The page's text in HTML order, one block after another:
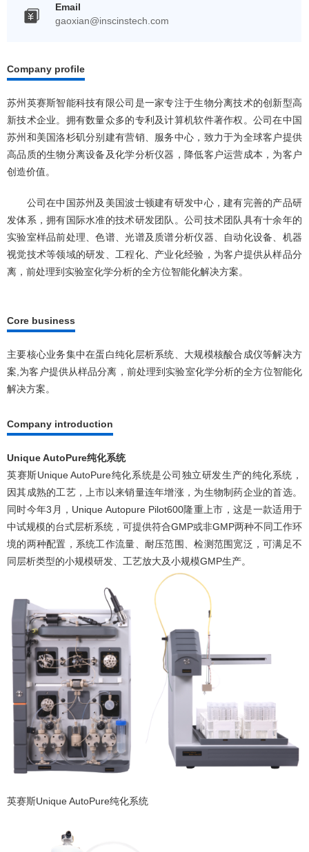
Email
gaoxian@inscinstech.com
Company profile
苏州英赛斯智能科技有限公司是一家专注于生物分离技术的创新型高
新技术企业。拥有数量众多的专利及计算机软件著作权。公司在中国
苏州和美国洛杉矶分别建有营销、服务中心，致力于为全球客户提供
高品质的生物分离设备及化学分析仪器，降低客户运营成本，为客户
创造价值。
公司在中国苏州及美国波士顿建有研发中心，建有完善的产品研
发体系，拥有国际水准的技术研发团队。公司技术团队具有十余年的
实验室样品前处理、色谱、光谱及质谱分析仪器、自动化设备、机器
视觉技术等领域的研发、工程化、产业化经验，为客户提供从样品分
离，前处理到实验室化学分析的全方位智能化解决方案。
Core business
主要核心业务集中在蛋白纯化层析系统、大规模核酸合成仪等解决方
案,为客户提供从样品分离，前处理到实验室化学分析的全方位智能化
解决方案。
Company introduction
Unique AutoPure纯化系统
英赛斯Unique AutoPure纯化系统是公司独立研发生产的纯化系统，
因其成熟的工艺，上市以来销量连年增涨，为生物制药企业的首选。
同时今年3月，Unique Autopure Pilot600隆重上市，这是一款适用于
中试规模的台式层析系统，可提供符合GMP或非GMP两种不同工作环
境的两种配置，系统工作流量、耐压范围、检测范围宽泛，可满足不
同层析类型的小规模研发、工艺放大及小规模GMP生产。
英赛斯Unique AutoPure纯化系统